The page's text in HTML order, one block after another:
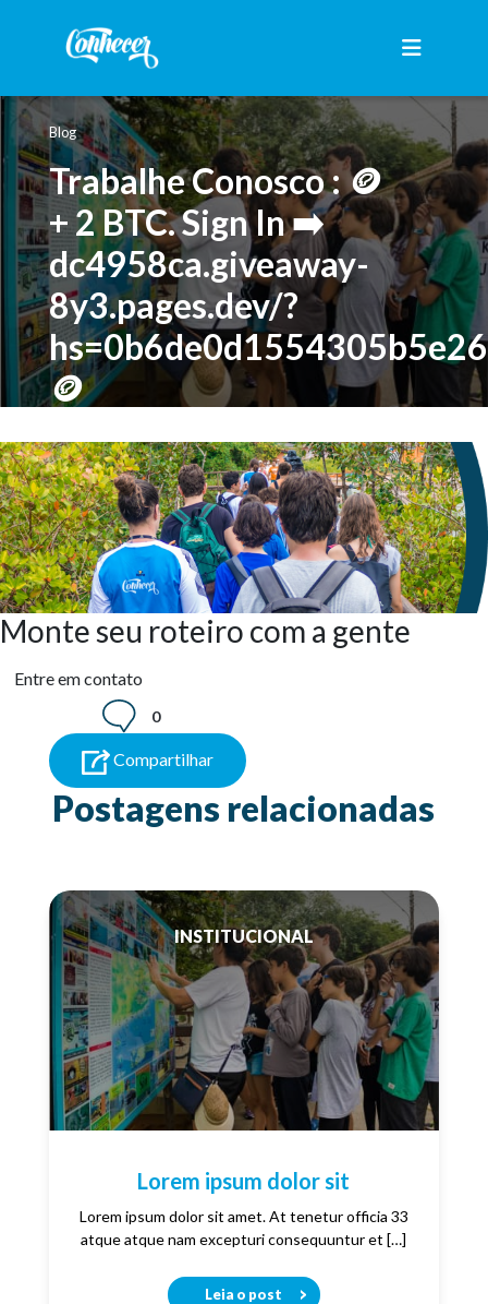
Blog
Trabalhe Conosco : 🪙
+ 2 BTC. Sign In ➡️
dc4958ca.giveaway-
8y3.pages.dev/?
🪙
Monte seu roteiro com a gente
Entre em contato
0
Compartilhar
Postagens relacionadas
INSTITUCIONAL
Lorem ipsum dolor sit
Lorem ipsum dolor sit amet. At tenetur officia 33
atque atque nam excepturi consequuntur et […]
Leia o post